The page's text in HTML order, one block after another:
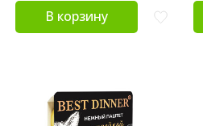
В корзину